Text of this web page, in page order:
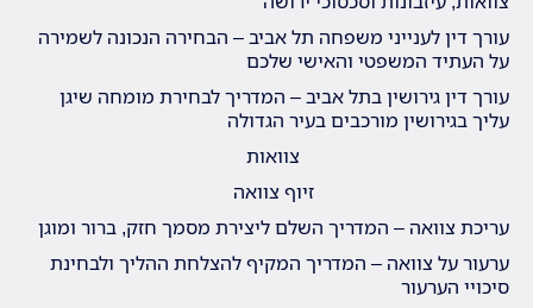
עורך דין לענייני משפחה תל אביב – הבחירה הנכונה לשמירה
על העתיד המשפטי והאישי שלכם
עורך דין גירושין בתל אביב – המדריך לבחירת מומחה שיגן
עליך בגירושין מורכבים בעיר הגדולה
צוואות
זיוף צוואה
עריכת צוואה – המדריך השלם ליצירת מסמך חזק, ברור ומוגן
ערעור על צוואה – המדריך המקיף להצלחת ההליך ולבחינת
סיכויי הערעור